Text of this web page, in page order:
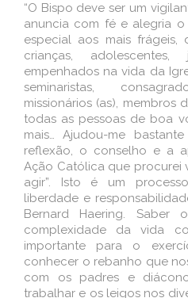
“O Bispo deve ser um
anuncia com fé e alegria o
especial aos mais frágeis,
crianças,
empenhados na vida da
seminaristas,
missionários (as), membros
todas as pessoas de boa
mais… Ajudou-me
reflexão, o conselho e a
Ação Católica que procurei
agir”. Isto é um
liberdade e
Bernard Haering.
complexidade da vida
importante para o
conhecer o rebanho que
com os padres e
trabalhar e os leigos nos